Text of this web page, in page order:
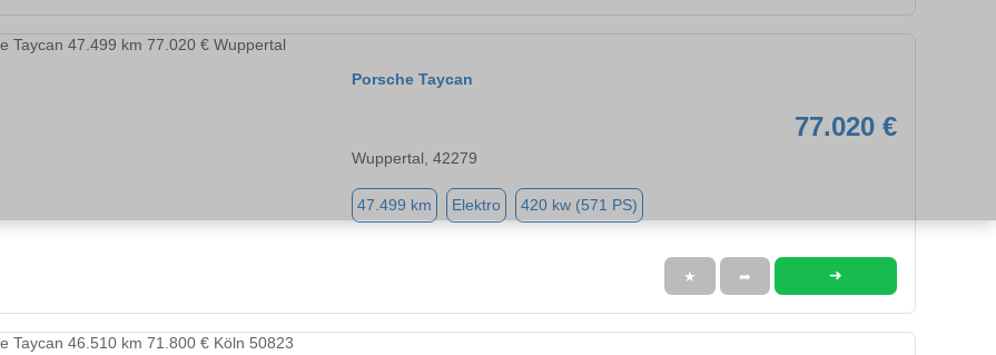
Porsche Taycan
77.020 €
Wuppertal, 42279
47.499 km Elektro 420 kw (571 PS)
★ ➦ ➜